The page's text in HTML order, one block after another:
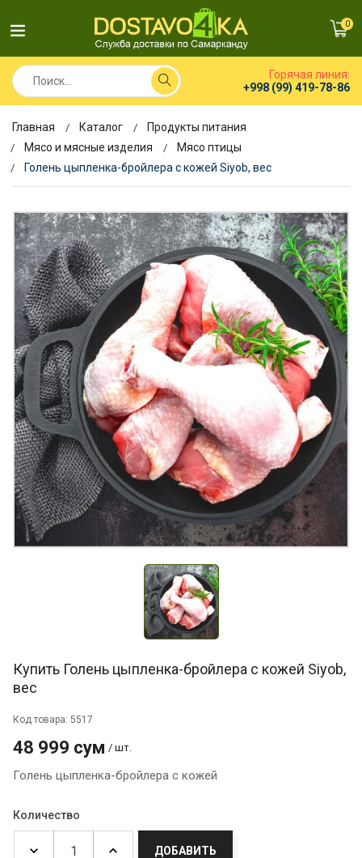
0
Горячая линия:
+998 (99) 419-78-86
Главная Каталог
Продукты питания
Мясо и мясные изделия
Мясо птицы
Голень цыпленка-бройлера с кожей Siyob, вес
Купить Голень цыпленка-бройлера с кожей Siyob,
вес
Код товара: 5517
48 999 сум / шт.
Голень цыпленка-бройлера с кожей
Количество
ДОБАВИТЬ